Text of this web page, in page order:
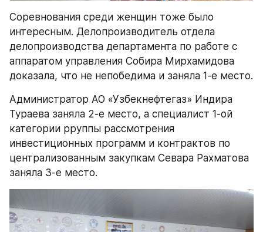
Соревнования среди женщин тоже было
интересным. Делопроизводитель отдела
делопроизводства департамента по работе с
аппаратом управления Собира Мирхамидова
доказала, что не непобедима и заняла 1-е место.
Администратор АО «Узбекнефтегаз» Индира
Тураева заняла 2-е место, а специалист 1-ой
категории рруппы рассмотрения
инвестиционных программ и контрактов по
централизованным закупкам Севара Рахматова
заняла 3-е место.